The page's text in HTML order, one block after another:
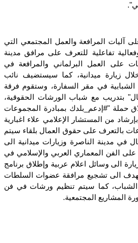
آليات المرافعة والعمل المجتمعي التي
تفاعلية للتعرف على مرافق مدينة
على العمل البرلماني والمرافعة في
زيارة ميدانية، كما سيستضيف نائب
في مقر السفارة، وستقوم فرقة
بتدريب مع شباب الورشات الحقوقية،
حملة "#إدعم_بلدك بمبادرة المجموعات
من المستشار الإعلامي علاء اغبارية
بالتعرف على حقوق العمال بلقاء سيتم
في مدينة الناصرة وزيارات ميدانية الى
الفن المعماري العربي والإسلامي في
الى وسائل اعلام عربية وإطلاق برنامج
يهدف الى تشجيع مرافقة عضوات السلطات
الشباب، كما سيتم تنظيم ورشات في فن
المشاريع المجتمعية.